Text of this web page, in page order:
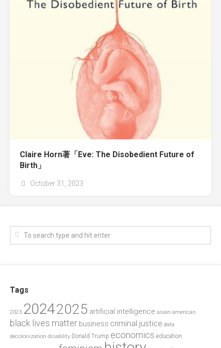
Claire Horn著「Eve: The Disobedient Future of
Birth」
October 31, 2023
Tags
2023 20242025 artificial intelligence asian american
black lives matter business criminal justice data
decolonization disability Donald Trump economics education